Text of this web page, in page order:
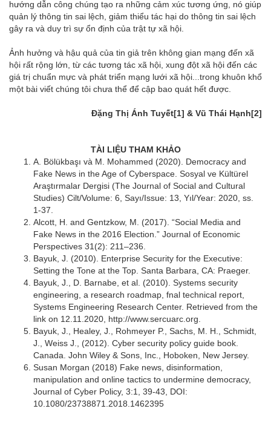
hướng dẫn công chúng tạo ra những cảm xúc tương ứng, nó giúp
quản lý thông tin sai lệch, giảm thiểu tác hại do thông tin sai lệch
gây ra và duy trì sự ổn định của trật tự xã hội.
Ảnh hưởng và hậu quả của tin giả trên không gian mạng đến xã
hội rất rộng lớn, từ các tương tác xã hội, xung đột xã hội đến các
giá trị chuẩn mực và phát triển mạng lưới xã hội...trong khuôn khổ
một bài viết chúng tôi chưa thể để cập bao quát hết được.
Đặng Thị Ánh Tuyết[1] & Vũ Thái Hạnh[2]
TÀI LIỆU THAM KHẢO
A. Bölükbaşı và M. Mohammed (2020). Democracy and
Fake News in the Age of Cyberspace. Sosyal ve Kültürel
Araştırmalar Dergisi (The Journal of Social and Cultural
Studies) Cilt/Volume: 6, Sayı/Issue: 13, Yıl/Year: 2020, ss.
1-37.
Alcott, H. and Gentzkow, M. (2017). “Social Media and
Fake News in the 2016 Election.” Journal of Economic
Perspectives 31(2): 211–236.
Bayuk, J. (2010). Enterprise Security for the Executive:
Setting the Tone at the Top. Santa Barbara, CA: Praeger.
Bayuk, J., D. Barnabe, et al. (2010). Systems security
engineering, a research roadmap, fnal technical report,
Systems Engineering Research Center. Retrieved from the
link on 12.11.2020, http://www.sercuarc.org.
Bayuk, J., Healey, J., Rohmeyer P., Sachs, M. H., Schmidt,
J., Weiss J., (2012). Cyber security policy guide book.
Canada. John Wiley & Sons, Inc., Hoboken, New Jersey.
Susan Morgan (2018) Fake news, disinformation,
manipulation and online tactics to undermine democracy,
Journal of Cyber Policy, 3:1, 39-43, DOI:
10.1080/23738871.2018.1462395